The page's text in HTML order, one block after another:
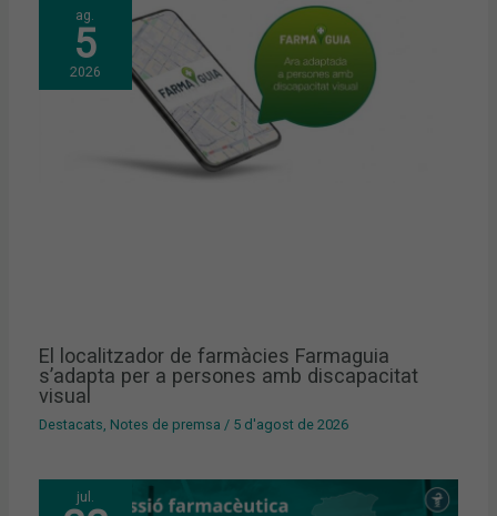
ag.
5
2026
El localitzador de farmàcies Farmaguia
s’adapta per a persones amb discapacitat
visual
Destacats Notes de premsa / 5 d'agost de 2026
jul.